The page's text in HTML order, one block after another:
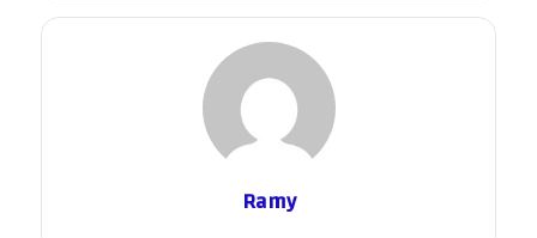
Ramy